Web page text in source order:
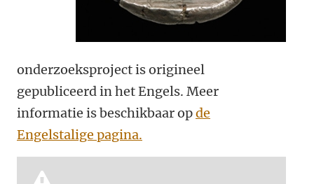
onderzoeksproject is origineel
gepubliceerd in het Engels. Meer
informatie is beschikbaar opde
Engelstalige pagina.